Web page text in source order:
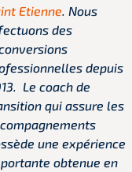
Etienne . Nous
des
depuis
Le coach de
qui assure les
une expérience
obtenue en